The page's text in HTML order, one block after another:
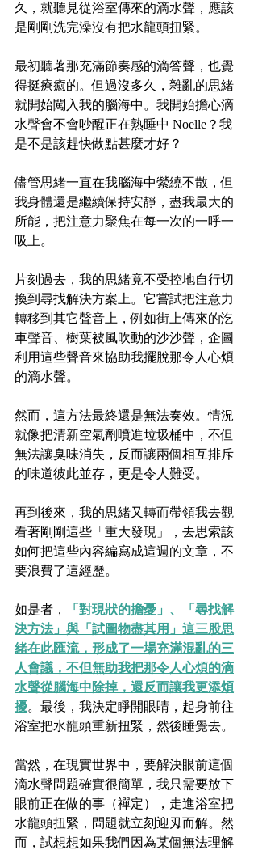
久，就聽見從浴室傳來的滴水聲，應該
是剛剛洗完澡沒有把水龍頭扭緊。
最初聽著那充滿節奏感的滴答聲，也覺
得挺療癒的。但過沒多久，雜亂的思緒
就開始闖入我的腦海中。我開始擔心滴
水聲會不會吵醒正在熟睡中 Noelle？我
是不是該趕快做點甚麼才好？
儘管思緒一直在我腦海中縈繞不散，但
我身體還是繼續保持安靜，盡我最大的
所能，把注意力聚焦在每一次的一呼一
吸上。
片刻過去，我的思緒竟不受控地自行切
換到尋找解決方案上。它嘗試把注意力
轉移到其它聲音上，例如街上傳來的汔
車聲音、樹葉被風吹動的沙沙聲，企圖
利用這些聲音來協助我擺脫那令人心煩
的滴水聲。
然而，這方法最終還是無法奏效。情況
就像把清新空氣劑噴進垃圾桶中，不但
無法讓臭味消失，反而讓兩個相互排斥
的味道彼此並存，更是令人難受。
再到後來，我的思緒又轉而帶領我去觀
看著剛剛這些「重大發現」，去思索該
如何把這些內容編寫成這週的文章，不
要浪費了這經歷。
如是者，
「對現狀的擔憂」、「尋找解
決方法」與「試圖物盡其用」這三股思
緒在此匯流，形成了一場充滿混亂的三
人會議，不但無助我把那令人心煩的滴
水聲從腦海中除掉，還反而讓我更添煩
擾。最後，我決定睜開眼睛，起身前往
浴室把水龍頭重新扭緊，然後睡覺去。
當然，在現實世界中，要解決眼前這個
滴水聲問題確實很簡單，我只需要放下
眼前正在做的事（禪定），走進浴室把
水龍頭扭緊，問題就立刻迎刄而解。然
而，試想想如果我們因為某個無法理解